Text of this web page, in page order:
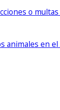
o
animales en